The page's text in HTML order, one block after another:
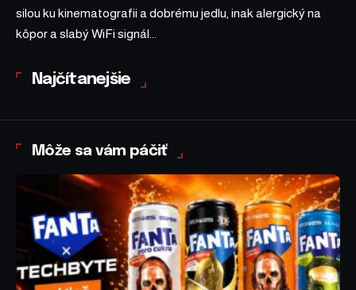
silou ku kinematografii a dobrému jedlu, inak alergický na
kôpor a slabý WiFi signál...
Najčítanejšie
Môže sa vám páčiť